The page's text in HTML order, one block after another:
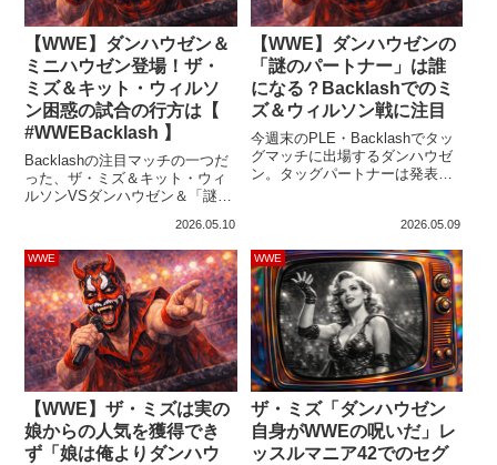
【WWE】ダンハウゼン＆
ミニハウゼン登場！ザ・
ミズ＆キット・ウィルソ
ン困惑の試合の行方は【
#WWEBacklash 】
Backlashの注目マッチの一つだ
った、ザ・ミズ＆キット・ウィ
ルソンVSダンハウゼン＆「謎の
組んだのは…。入場時、ダンハ
ウゼンは自らのクローンとして
ミニダンハウゼン（AAAのミニ
エストレージャ、マスカリー
タ・ドラダ。かつてWWEにも登
場したエル・トリート）を紹
介。ルチャの風が吹きます！
Danhausen reveals a mi...
2026.05.10
【WWE】ダンハウゼンの
「謎のパートナー」は誰
になる？Backlashでのミ
ズ＆ウィルソン戦に注目
今週末のPLE・Backlashでタッ
グマッチに出場するダンハウゼ
ン。タッグパートナーは発表さ
ト・ウィルソン組と対戦予定。
ると、ユニークな試合になりそ
うです。ただ、ダンハウゼンと
組むのが誰になるのかによっ
て、試合内容やファンからの評
価も変わってくる可能性もある
でしょう。レスリ...
2026.05.09
WWE
【WWE】ザ・ミズは実の
娘からの人気を獲得でき
ず「娘は俺よりダンハウ
WWE
ザ・ミズ「ダンハウゼン
自身がWWEの呪いだ」レ
ッスルマニア42でのセグ